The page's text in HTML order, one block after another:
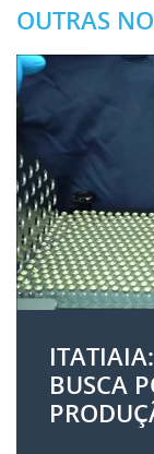
OUTRAS
BUSCA